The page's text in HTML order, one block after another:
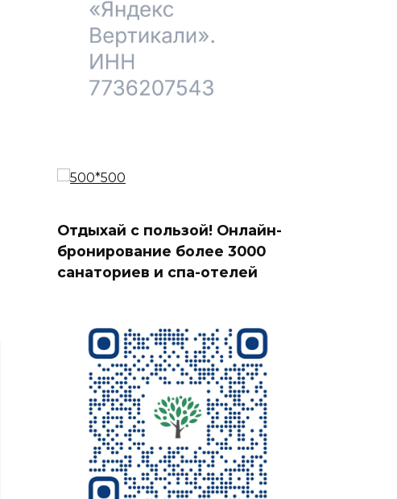
Отдыхай с пользой! Онлайн-
бронирование более 3000
санаториев и спа-отелей